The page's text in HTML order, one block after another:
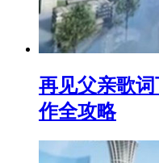
再见父亲歌
作全攻略